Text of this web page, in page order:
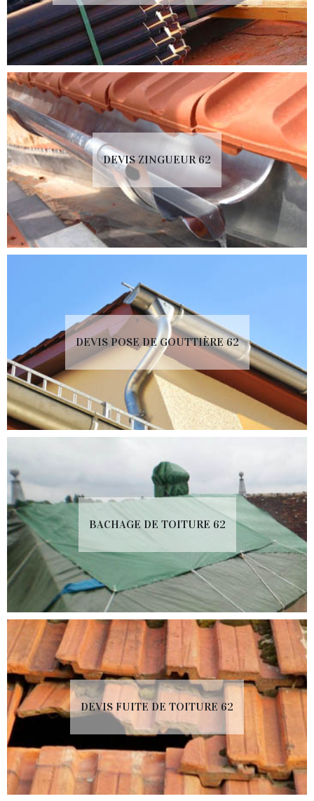
DEVIS ZINGUEUR 62
DEVIS POSE DE GOUTTIÈRE 62
BACHAGE DE TOITURE 62
DEVIS FUITE DE TOITURE 62